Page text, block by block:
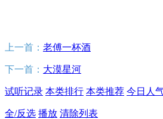
上一首： 老傅一杯酒
下一首： 大漠星河
试听记录 本类排行 本类推荐 今日人
全/反选 播放 清除列表